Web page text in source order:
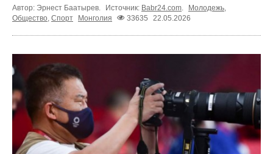
Автор: Эрнест Баатырев. Источник: Babr24.com. Молодежь,
Общество, Спорт Монголия 33635 22.05.2026